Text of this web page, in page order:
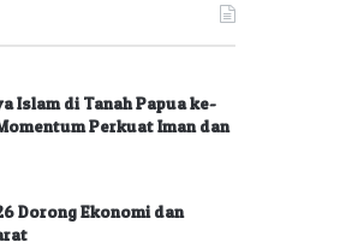
Islam di Tanah Papua ke-
Perkuat Iman dan
Dorong Ekonomi dan